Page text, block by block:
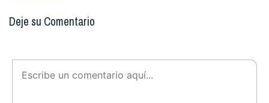
Deje su Comentario